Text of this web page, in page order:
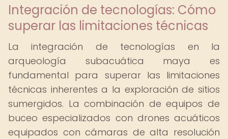
Integración de tecnologías: Cómo
superar las limitaciones técnicas
La integración de tecnologías en la
arqueología subacuática maya es
fundamental para superar las limitaciones
técnicas inherentes a la exploración de sitios
sumergidos. La combinación de equipos de
buceo especializados con drones acuáticos
equipados con cámaras de alta resolución